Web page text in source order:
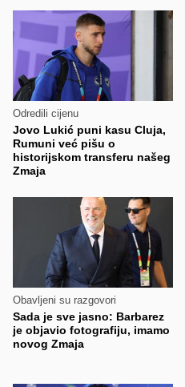
Odredili cijenu
Jovo Lukić puni kasu Cluja,
Rumuni već pišu o
historijskom transferu našeg
Zmaja
Obavljeni su razgovori
Sada je sve jasno: Barbarez
je objavio fotografiju, imamo
novog Zmaja